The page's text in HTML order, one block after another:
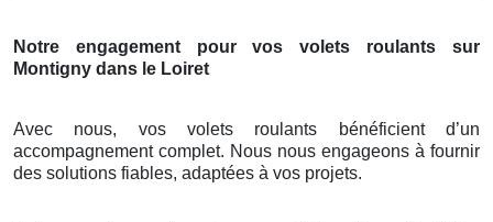
Notre engagement pour vos volets roulants sur
Montigny dans le Loiret
Avec nous, vos volets roulants bénéficient d’un
accompagnement complet. Nous nous engageons à fournir
des solutions fiables, adaptées à vos projets.